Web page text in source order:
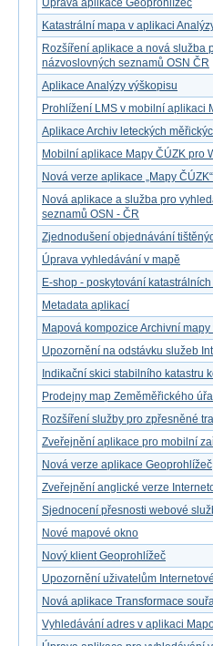
Úprava aplikace Geoprohlížeč
Katastrální mapa v aplikaci
Rozšíření aplikace a nová služba
názvoslovných seznamů OSN ČR
Aplikace Analýzy výškopisu
Prohlížení LMS v mobilní aplikaci
Aplikace Archiv leteckých
Mobilní aplikace Mapy ČÚZK pro
Nová verze aplikace „Mapy
Nová aplikace a služba pro
seznamů OSN - ČR
Zjednodušení objednávání
Úprava vyhledávání v mapě
E-shop - poskytování
Metadata aplikací
Mapová kompozice Archivní
Upozornění na odstávku služeb
Indikační skici stabilního katastru
Prodejny map Zeměměřického
Rozšíření služby pro zpřesněné
Zveřejnění aplikace pro mobilní
Nová verze aplikace Geoprohlížeč
Zveřejnění anglické verze
Sjednocení přesnosti webové
Nové mapové okno
Nový klient Geoprohlížeč
Upozornění uživatelům
Nová aplikace Transformace
Vyhledávání adres v aplikaci